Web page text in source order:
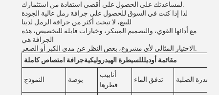
لذا إذا كنت في السوق للحصول على جرافة رمل عالية الجودة
للبيع، لا تبحث أكثر من جرافة الرمل لدينا
مع أدائها القوي، والتصميم المبتكر، وخيارات قابلة للتخصيص، هذه
الجرافة هي
مقائمة أوديلللسيطرة الهيدروليكيةجرافة امتصاص كاملة
النموذج بوصة
أنابيب
قطرها
تدفق الماء القدرة الصلبة